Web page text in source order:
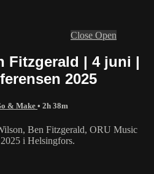
Close Open
Fitzgerald | 4 juni |
2025
& Make • 2h 38m
Ben Fitzgerald, ORU Music
i Helsingfors.